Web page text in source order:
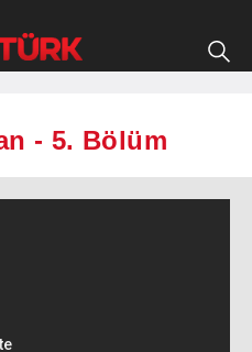
- 5. Bölüm